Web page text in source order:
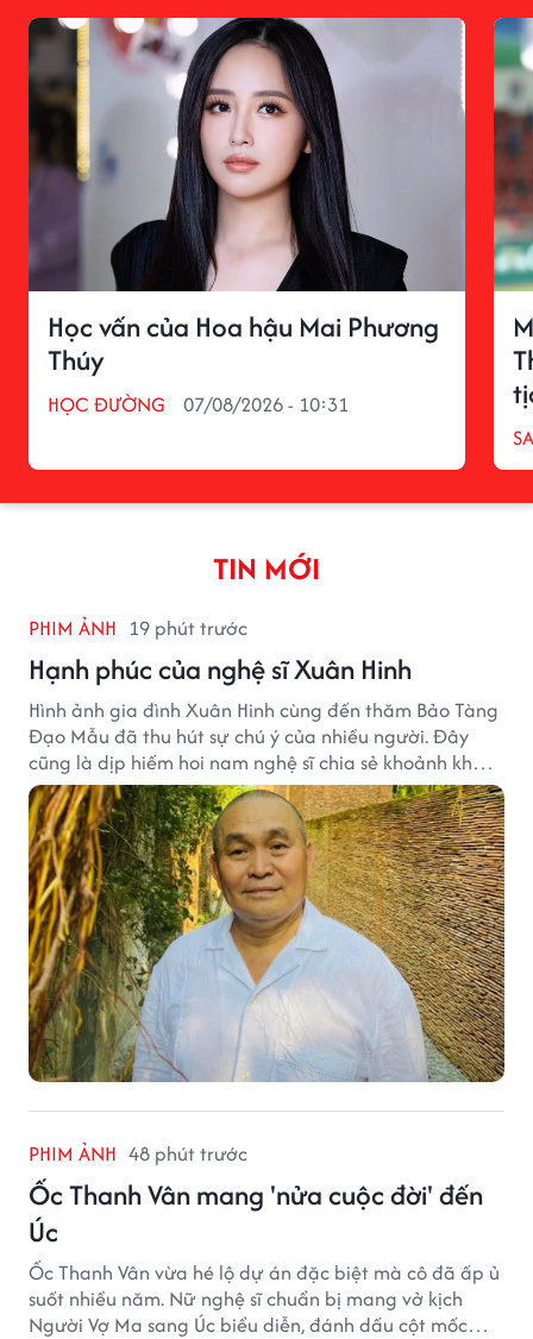
Học vấn của Hoa hậu Mai Phương
Thúy
HỌC ĐƯỜNG 07/08/2026 - 10:31
TIN MỚI
PHIM ẢNH 19 phút trước
Hạnh phúc của nghệ sĩ Xuân Hinh
Hình ảnh gia đình Xuân Hinh cùng đến thăm Bảo Tàng
Đạo Mẫu đã thu hút sự chú ý của nhiều người. Đây
cũng là dịp hiếm hoi nam nghệ sĩ chia sẻ khoảnh khắc
sum họp bên người thân tại công trình văn hóa tâm
huyết của mình.
PHIM ẢNH 48 phút trước
Ốc Thanh Vân mang 'nửa cuộc đời' đến
Úc
Ốc Thanh Vân vừa hé lộ dự án đặc biệt mà cô đã ấp ủ
suốt nhiều năm. Nữ nghệ sĩ chuẩn bị mang vở kịch
Người Vợ Ma sang Úc biểu diễn, đánh dấu cột mốc